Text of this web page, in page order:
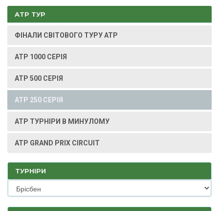
ATP ТУР
ФІНАЛИ СВІТОВОГО ТУРУ ATP
ATP 1000 СЕРІЯ
ATP 500 СЕРІЯ
ATP 250 СЕРІЯ
ATP ТУРНІРИ В МИНУЛОМУ
ATP GRAND PRIX CIRCUIT
ТУРНІРИ